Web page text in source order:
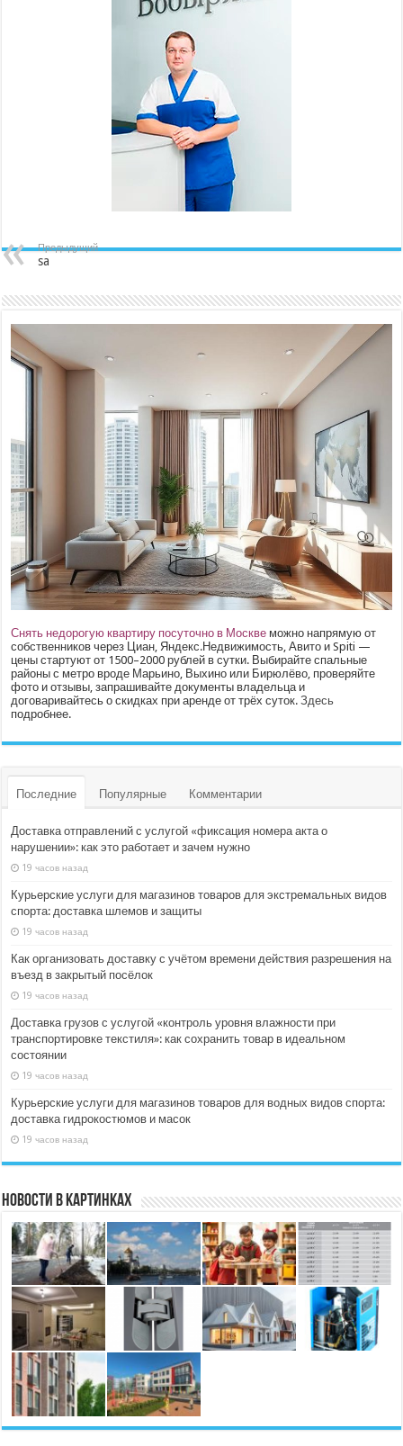
Предыдущий
sa
Снять недорогую квартиру посуточно в Москве можно напрямую от
собственников через Циан, Яндекс.Недвижимость, Авито и Spiti —
цены стартуют от 1500–2000 рублей в сутки. Выбирайте спальные
районы с метро вроде Марьино, Выхино или Бирюлёво, проверяйте
фото и отзывы, запрашивайте документы владельца и
договаривайтесь о скидках при аренде от трёх суток.Здесь
подробнее.
Последние Популярные Комментарии
Доставка отправлений с услугой «фиксация номера акта о
нарушении»: как это работает и зачем нужно
19 часов назад
Курьерские услуги для магазинов товаров для экстремальных видов
спорта: доставка шлемов и защиты
19 часов назад
Как организовать доставку с учётом времени действия разрешения на
въезд в закрытый посёлок
19 часов назад
Доставка грузов с услугой «контроль уровня влажности при
транспортировке текстиля»: как сохранить товар в идеальном
состоянии
19 часов назад
Курьерские услуги для магазинов товаров для водных видов спорта:
доставка гидрокостюмов и масок
19 часов назад
Новости в картинках